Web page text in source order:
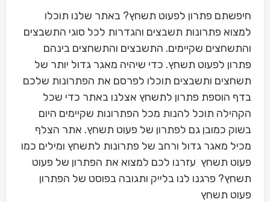
חיפשתם פתרון לפעוט תשחץ? באתר שלנו תוכלו
למצוא פתרונות תשבצים והגדרות לכל סוגי התשבצים
והתשחצים שקיימים. התשבצים והתשחצים בינהם
פתרון לפעוט תשחץ. כדי שיהיה מאגר גדול יותר של
תשחצים ותשבצים תוכלו לפרסם את הפתרונות שלכם
בדף הוספת פתרון לתשחץ אצלנו באתר כדי שכל
הקהילה תוכל להנות מכל הפתרונות שקיימים היום
בשוק כמובן גם לפתרון של פעוט תשחץ. אתר הצלף
מכיל מאגר גדול ורחב של פתרונות לתשחץ ומילים כמו
פעוט תשחץ עזרנו לכם למצוא את הפתרון של פעוט
תשחץ? פרגנו לנו בלייק ותגובה בפוסט של הפתרון
פעוט תשחץ